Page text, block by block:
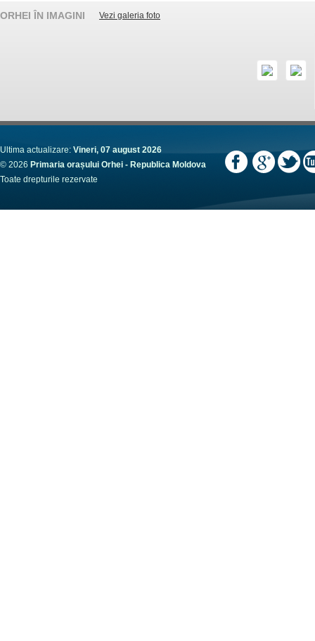
ORHEI ÎN IMAGINI Vezi galeria foto
Ultima actualizare: Vineri, 07 august 2026
© 2026 Primaria orașului Orhei - Republica Moldova
Toate drepturile rezervate